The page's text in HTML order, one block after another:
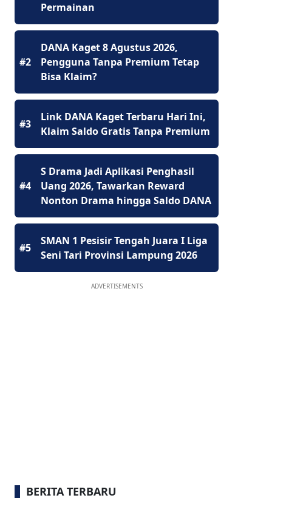
Permainan
#2
DANA Kaget 8 Agustus 2026,
Pengguna Tanpa Premium Tetap
Bisa Klaim?
#3
Link DANA Kaget Terbaru Hari Ini,
Klaim Saldo Gratis Tanpa Premium
#4
S Drama Jadi Aplikasi Penghasil
Uang 2026, Tawarkan Reward
Nonton Drama hingga Saldo DANA
#5
SMAN 1 Pesisir Tengah Juara I Liga
Seni Tari Provinsi Lampung 2026
ADVERTISEMENTS
BERITA TERBARU